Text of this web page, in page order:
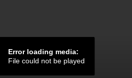
Error loading media:
File could not be played